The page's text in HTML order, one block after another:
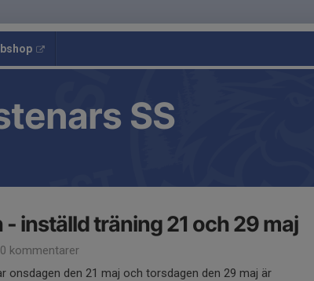
SS
inställd träning 21 och 29 maj
0 kommentarer
onsdagen den 21 maj och torsdagen den 29 maj är